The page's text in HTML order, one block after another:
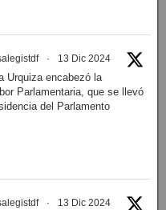
· 13 Dic 2024
Urquiza encabezó la
Parlamentaria, que se llevó
del Parlamento
· 13 Dic 2024